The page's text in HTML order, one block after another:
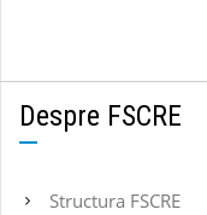
Despre FSCRE
Structura FSCRE